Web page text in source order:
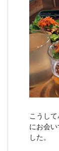
こうし
にお会
した。